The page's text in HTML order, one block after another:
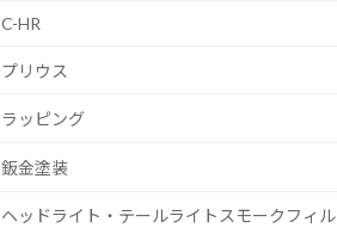
C-HR
プリウス
ラッピング
鈑金塗装
ヘッドライト・テールライトスモークフィル